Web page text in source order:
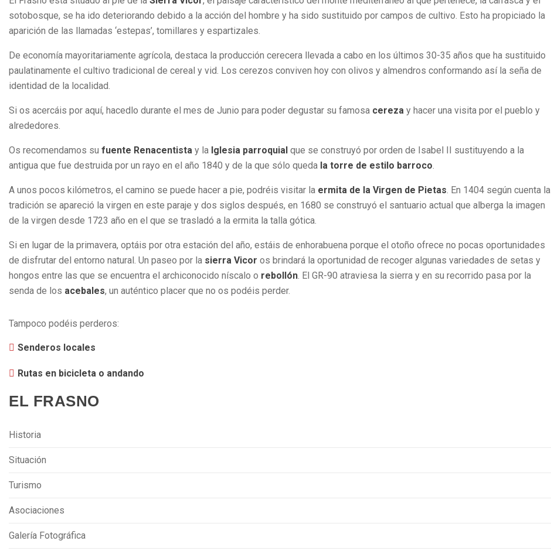
sotobosque, se ha ido deteriorando debido a la acción del hombre y ha sido sustituido por campos de cultivo. Esto ha propiciado la
aparición de las llamadas ‘estepas’, tomillares y espartizales.
De economía mayoritariamente agrícola, destaca la producción cerecera llevada a cabo en los últimos 30-35 años que ha sustituido
paulatinamente el cultivo tradicional de cereal y vid. Los cerezos conviven hoy con olivos y almendros conformando así la seña de
identidad de la localidad.
Si os acercáis por aquí, hacedlo durante el mes de Junio para poder degustar su famosa cereza y hacer una visita por el pueblo y
alrededores.
Os recomendamos su fuente Renacentista y la Iglesia parroquial que se construyó por orden de Isabel II sustituyendo a la
antigua que fue destruida por un rayo en el año 1840 y de la que sólo queda la torre de estilo barroco.
A unos pocos kilómetros, el camino se puede hacer a pie, podréis visitar la ermita de la Virgen de Pietas. En 1404 según cuenta la
tradición se apareció la virgen en este paraje y dos siglos después, en 1680 se construyó el santuario actual que alberga la imagen
de la virgen desde 1723 año en el que se trasladó a la ermita la talla gótica.
Si en lugar de la primavera, optáis por otra estación del año, estáis de enhorabuena porque el otoño ofrece no pocas oportunidades
de disfrutar del entorno natural. Un paseo por la sierra Vicor os brindará la oportunidad de recoger algunas variedades de setas y
hongos entre las que se encuentra el archiconocido níscalo o rebollón. El GR-90 atraviesa la sierra y en su recorrido pasa por la
senda de los acebales, un auténtico placer que no os podéis perder.
Tampoco podéis perderos:
Senderos locales
Rutas en bicicleta o andando
EL FRASNO
Historia
Situación
Turismo
Asociaciones
Galería Fotográfica